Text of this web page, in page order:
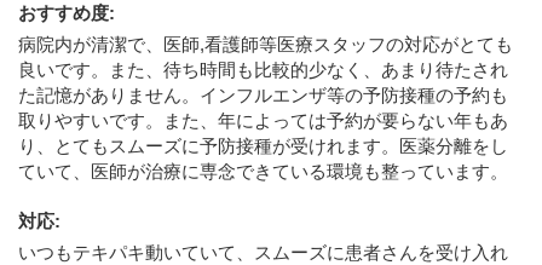
おすすめ度:
病院内が清潔で、医師,看護師等医療スタッフの対応がとても
良いです。また、待ち時間も比較的少なく、あまり待たされ
た記憶がありません。インフルエンザ等の予防接種の予約も
取りやすいです。また、年によっては予約が要らない年もあ
り、とてもスムーズに予防接種が受けれます。医薬分離をし
ていて、医師が治療に専念できている環境も整っています。
対応:
いつもテキパキ動いていて、スムーズに患者さんを受け入れ